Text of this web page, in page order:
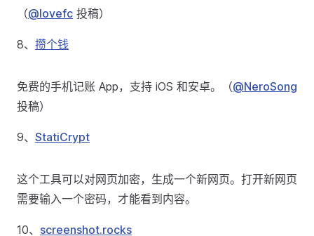
（@lovefc 投稿）
8、 攒个钱
免费的手机记账 App，支持 iOS 和安卓。（@NeroSong
投稿）
9、 StatiCrypt
这个工具可以对网页加密，生成一个新网页。打开新网页
需要输入一个密码，才能看到内容。
10、 screenshot.rocks